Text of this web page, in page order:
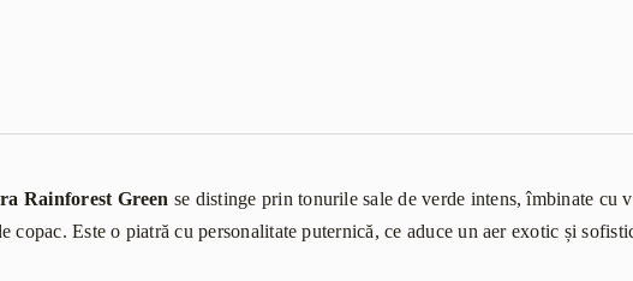
Rainforest Green se distinge prin tonurile sale de verde intens, îmbinate cu
copac. Este o piatră cu personalitate puternică, ce aduce un aer exotic și